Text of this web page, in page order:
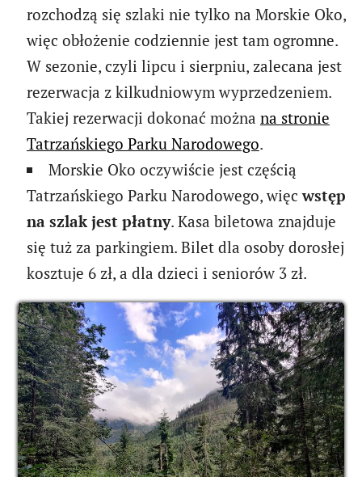
rozchodzą się szlaki nie tylko na Morskie Oko,
więc obłożenie codziennie jest tam ogromne.
W sezonie, czyli lipcu i sierpniu, zalecana jest
rezerwacja z kilkudniowym wyprzedzeniem.
Takiej rezerwacji dokonać można na stronie
Tatrzańskiego Parku Narodowego.
Morskie Oko oczywiście jest częścią
Tatrzańskiego Parku Narodowego, więcwstęp
na szlak jest płatny. Kasa biletowa znajduje
się tuż za parkingiem. Bilet dla osoby dorosłej
kosztuje 6 zł, a dla dzieci i seniorów 3 zł.